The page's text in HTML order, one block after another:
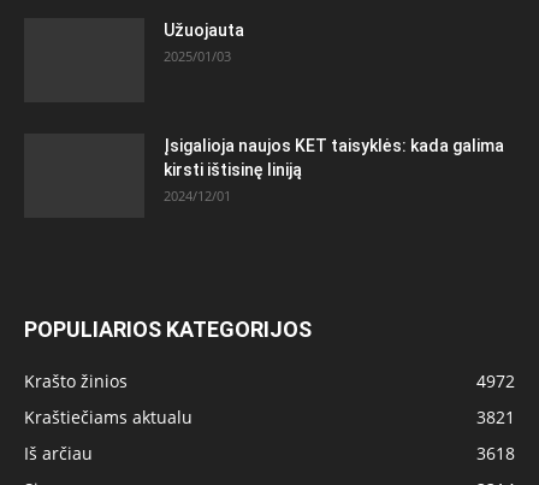
Užuojauta
2025/01/03
Įsigalioja naujos KET taisyklės: kada galima
kirsti ištisinę liniją
2024/12/01
POPULIARIOS KATEGORIJOS
Krašto žinios
4972
Kraštiečiams aktualu
3821
Iš arčiau
3618